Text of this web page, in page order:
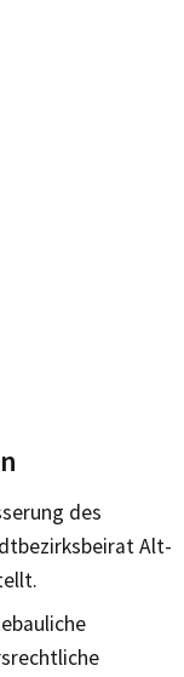
des
Alt-